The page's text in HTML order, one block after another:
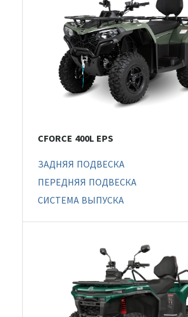
CFORCE 400L EPS
ЗАДНЯЯ ПОДВЕСКА
ПЕРЕДНЯЯ ПОДВЕСКА
СИСТЕМА ВЫПУСКА